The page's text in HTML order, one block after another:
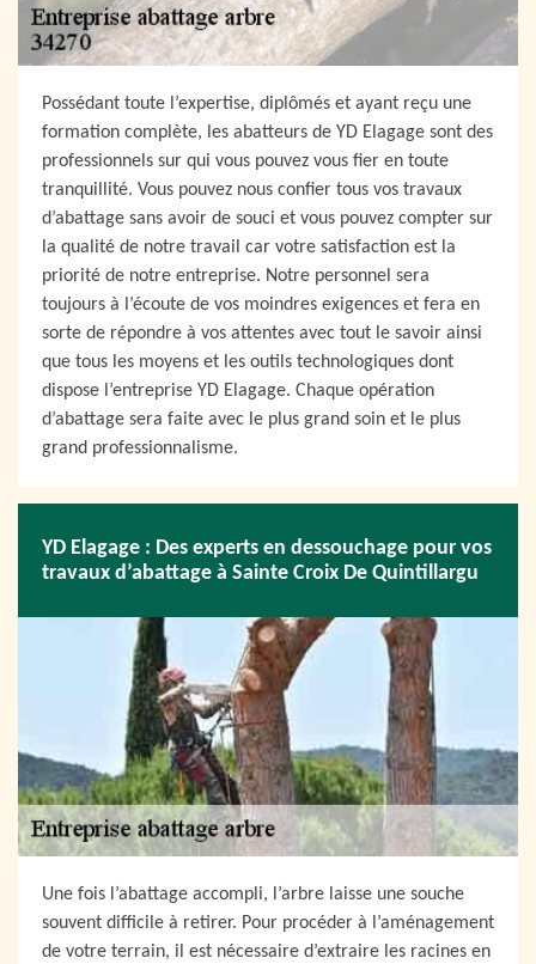
Possédant toute l’expertise, diplômés et ayant reçu une
formation complète, les abatteurs de YD Elagage sont des
professionnels sur qui vous pouvez vous fier en toute
tranquillité. Vous pouvez nous confier tous vos travaux
d’abattage sans avoir de souci et vous pouvez compter sur
la qualité de notre travail car votre satisfaction est la
priorité de notre entreprise. Notre personnel sera
toujours à l’écoute de vos moindres exigences et fera en
sorte de répondre à vos attentes avec tout le savoir ainsi
que tous les moyens et les outils technologiques dont
dispose l’entreprise YD Elagage. Chaque opération
d’abattage sera faite avec le plus grand soin et le plus
grand professionnalisme.
YD Elagage : Des experts en dessouchage pour vos
travaux d’abattage à Sainte Croix De Quintillargu
Une fois l’abattage accompli, l’arbre laisse une souche
souvent difficile à retirer. Pour procéder à l’aménagement
de votre terrain, il est nécessaire d’extraire les racines en